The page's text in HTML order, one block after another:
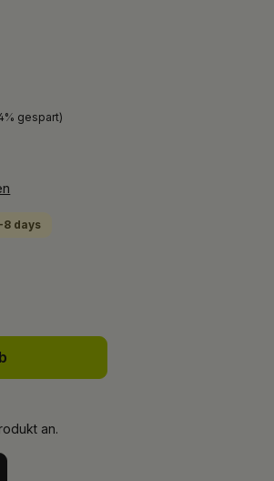
gespart)
8 days
gewünschten Wert
an.